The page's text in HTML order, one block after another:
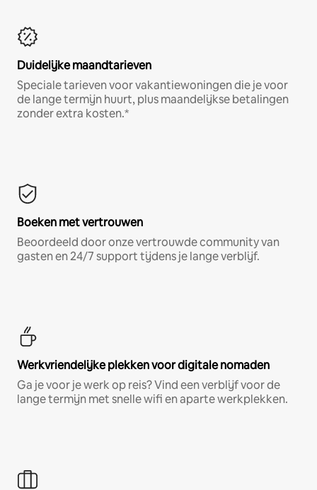
Duidelijke maandtarieven
Speciale tarieven voor vakantiewoningen die je voor
de lange termijn huurt, plus maandelijkse betalingen
zonder extra kosten.*
Boeken met vertrouwen
Beoordeeld door onze vertrouwde community van
gasten en 24/7 support tijdens je lange verblijf.
Werkvriendelijke plekken voor digitale nomaden
Ga je voor je werk op reis? Vind een verblijf voor de
lange termijn met snelle wifi en aparte werkplekken.